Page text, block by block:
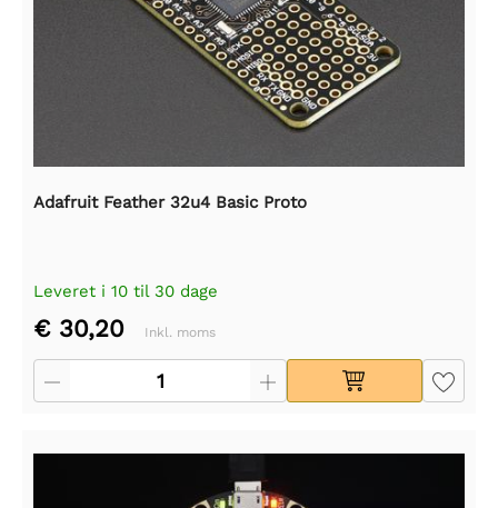
Adafruit Feather 32u4 Basic Proto
Leveret i 10 til 30 dage
€ 30,20 Inkl. moms